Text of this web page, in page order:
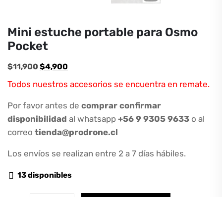
Mini estuche portable para Osmo
Pocket
$11,900El
original
era:
$11,900.
$4,900
actual
es:
$4,900.
Todos nuestros accesorios se encuentra en remate.
Por favor antes de comprar confirmar
disponibilidad al whatsapp +56 9 9305 9633 o al
correo tienda@prodrone.cl
Los envíos se realizan entre 2 a 7 días hábiles.
13 disponibles